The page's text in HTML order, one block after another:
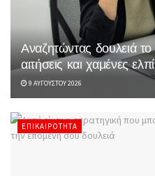
Αναζητώντας δουλειά
αιτήσεις και χαμένες
9 ΑΥΓΟΎΣΤΟΥ 2026
ΕΠΙΚΑΙΡΌΤΗΤΑ